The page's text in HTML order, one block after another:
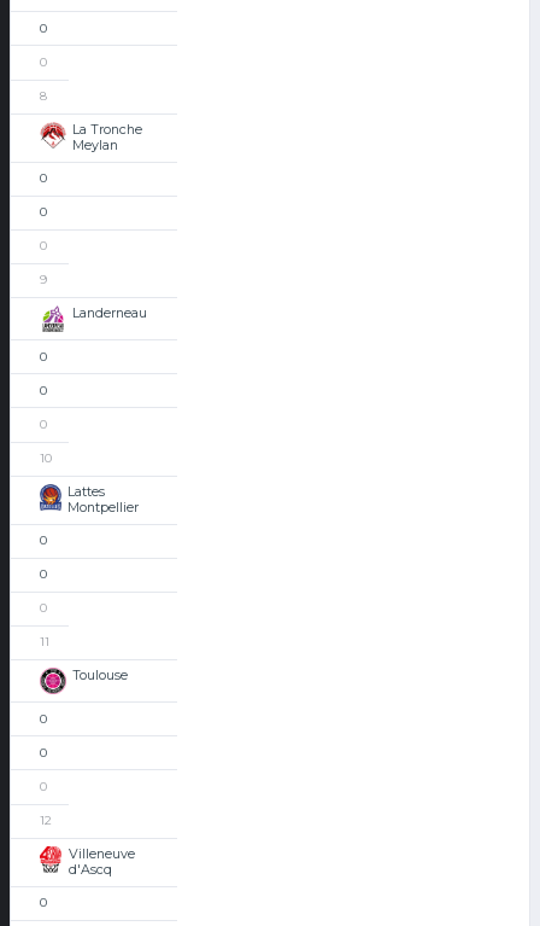
0
0
8
La Tronche
Meylan
0
0
0
9
Landerneau
0
0
0
10
Lattes
Montpellier
0
0
0
11
Toulouse
0
0
0
12
Villeneuve
d'Ascq
0